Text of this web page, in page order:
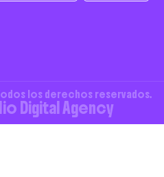
los derechos reservados.
Digital Agency